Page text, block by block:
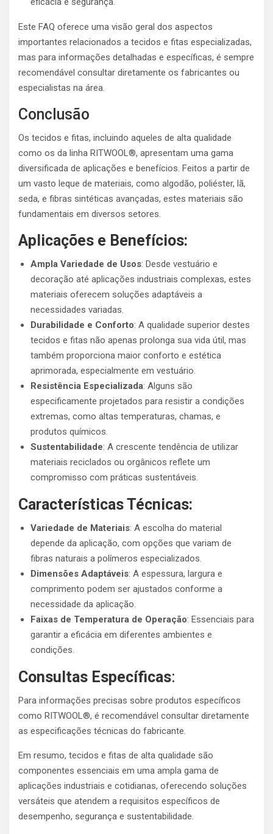
Este FAQ oferece uma visão geral dos aspectos
importantes relacionados a tecidos e fitas especializadas,
mas para informações detalhadas e específicas, é sempre
recomendável consultar diretamente os fabricantes ou
especialistas na área.
Conclusão
Os tecidos e fitas, incluindo aqueles de alta qualidade
como os da linha RITWOOL®, apresentam uma gama
diversificada de aplicações e benefícios. Feitos a partir de
um vasto leque de materiais, como algodão, poliéster, lã,
seda, e fibras sintéticas avançadas, estes materiais são
fundamentais em diversos setores.
Aplicações e Benefícios:
Ampla Variedade de Usos: Desde vestuário e
decoração até aplicações industriais complexas, estes
materiais oferecem soluções adaptáveis a
necessidades variadas.
Durabilidade e Conforto: A qualidade superior destes
tecidos e fitas não apenas prolonga sua vida útil, mas
também proporciona maior conforto e estética
aprimorada, especialmente em vestuário.
Resistência Especializada: Alguns são
especificamente projetados para resistir a condições
extremas, como altas temperaturas, chamas, e
produtos químicos.
Sustentabilidade: A crescente tendência de utilizar
materiais reciclados ou orgânicos reflete um
compromisso com práticas sustentáveis.
Características Técnicas:
Variedade de Materiais: A escolha do material
depende da aplicação, com opções que variam de
fibras naturais a polímeros especializados.
Dimensões Adaptáveis: A espessura, largura e
comprimento podem ser ajustados conforme a
necessidade da aplicação.
Faixas de Temperatura de Operação: Essenciais para
garantir a eficácia em diferentes ambientes e
condições.
Consultas Específicas:
Para informações precisas sobre produtos específicos
como RITWOOL®, é recomendável consultar diretamente
as especificações técnicas do fabricante.
Em resumo, tecidos e fitas de alta qualidade são
componentes essenciais em uma ampla gama de
aplicações industriais e cotidianas, oferecendo soluções
versáteis que atendem a requisitos específicos de
desempenho, segurança e sustentabilidade.